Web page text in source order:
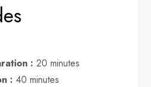
: 20 minutes
: 40 minutes